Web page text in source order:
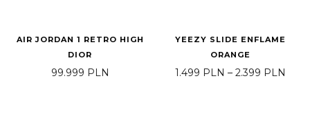
AIR JORDAN 1 RETRO HIGH
DIOR
99.999 PLN
YEEZY SLIDE ENFLAME
ORANGE
1.499 PLN – 2.399 PLN